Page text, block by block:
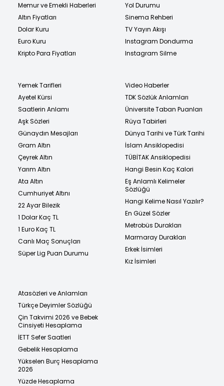
Memur ve Emekli Haberleri
Altın Fiyatları
Dolar Kuru
Euro Kuru
Kripto Para Fiyatları
Yol Durumu
Sinema Rehberi
TV Yayın Akışı
Instagram Dondurma
Instagram Silme
Yemek Tarifleri
Ayetel Kürsi
Saatlerin Anlamı
Aşk Sözleri
Günaydın Mesajları
Gram Altın
Çeyrek Altın
Yarım Altın
Ata Altın
Cumhuriyet Altını
22 Ayar Bilezik
1 Dolar Kaç TL
1 Euro Kaç TL
Canlı Maç Sonuçları
Süper Lig Puan Durumu
Video Haberler
TDK Sözlük Anlamları
Üniversite Taban Puanları
Rüya Tabirleri
Dünya Tarihi ve Türk Tarihi
İslam Ansiklopedisi
TÜBİTAK Ansiklopedisi
Hangi Besin Kaç Kalori
Eş Anlamlı Kelimeler
Sözlüğü
Hangi Kelime Nasıl Yazılır?
En Güzel Sözler
Metrobüs Durakları
Marmaray Durakları
Erkek İsimleri
Kız İsimleri
Atasözleri ve Anlamları
Türkçe Deyimler Sözlüğü
Çin Takvimi 2026 ve Bebek
Cinsiyeti Hesaplama
İETT Sefer Saatleri
Gebelik Hesaplama
Yükselen Burç Hesaplama
2026
Yüzde Hesaplama